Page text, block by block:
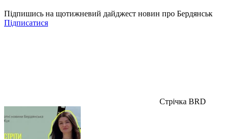
Підпишись на щотижневий дайджест новин про Бердянськ
Підписатися
Стрічка BRD